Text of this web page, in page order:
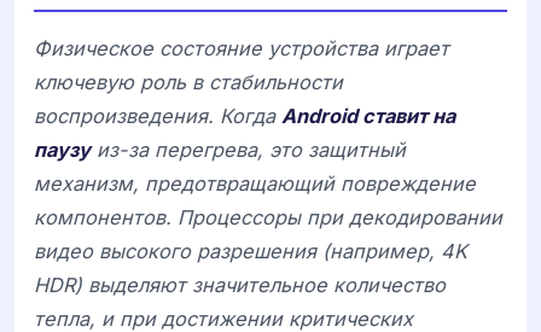
Физическое состояние устройства играет
ключевую роль в стабильности
воспроизведения. Когда Android ставит на
паузуиз-за перегрева, это защитный
механизм, предотвращающий повреждение
компонентов. Процессоры при декодировании
видео высокого разрешения (например, 4K
HDR) выделяют значительное количество
тепла, и при достижении критических